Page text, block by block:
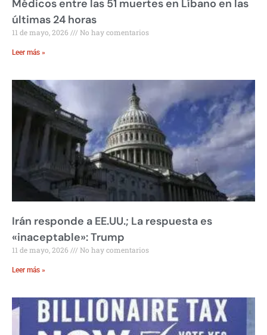
Médicos entre las 51 muertes en Líbano en las
últimas 24 horas
11 de mayo, 2026 No hay comentarios
Leer más »
Irán responde a EE.UU.; La respuesta es
«inaceptable»: Trump
11 de mayo, 2026 No hay comentarios
Leer más »